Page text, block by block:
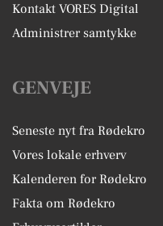
Kontakt VORES Digital
Administrer samtykke
GENVEJE
Seneste nyt fra Rødekro
Vores lokale erhverv
Kalenderen for Rødekro
Fakta om Rødekro